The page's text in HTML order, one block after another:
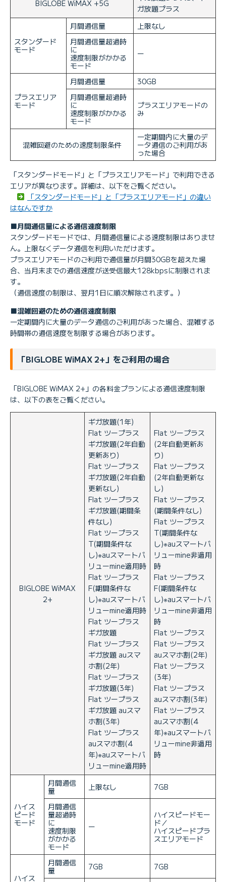
BIGLOBE WiMAX +5G
ガ放題プラス
スタンダード
モード
月間通信量
上限なし
月間通信量超過時
に
速度制限がかかる
モード
ー
プラスエリア
モード
月間通信量
30GB
月間通信量超過時
に
速度制限がかかる
モード
プラスエリアモードの
み
混雑回避のための速度制限条件
一定期間内に大量のデ
ータ通信のご利用があ
った場合
「スタンダードモード」と「プラスエリアモード」で利用できる
エリアが異なります。詳細は、以下をご覧ください。
「スタンダードモード」と「プラスエリアモード」の違い
はなんですか
■月間通信量による通信速度制限
スタンダードモードでは、月間通信量による速度制限はありませ
ん。上限なくデータ通信を利用いただけます。
プラスエリアモードのご利用で通信量が月間30GBを超えた場
合、当月末までの通信速度が送受信最大128kbpsに制限されま
す。
（通信速度の制限は、翌月1日に順次解除されます。）
■混雑回避のための通信速度制限
一定期間内に大量のデータ通信のご利用があった場合、混雑する
時間帯の通信速度を制限する場合があります。
「BIGLOBE WiMAX 2+」をご利用の場合
「BIGLOBE WiMAX 2+」の各料金プランによる通信速度制限
は、以下の表をご覧ください。
BIGLOBE WiMAX
2+
ギガ放題(1年)
Flat ツープラス
ギガ放題(2年自動
更新あり)
Flat ツープラス
ギガ放題(2年自動
更新なし)
Flat ツープラス
ギガ放題(期間条
件なし)
Flat ツープラス
T(期間条件な
し)※auスマートバ
リューmine適用時
Flat ツープラス
F(期間条件な
し)※auスマートバ
リューmine適用時
Flat ツープラス
ギガ放題
Flat ツープラス
ギガ放題 auスマ
ホ割(2年)
Flat ツープラス
ギガ放題(3年)
Flat ツープラス
ギガ放題 auスマ
ホ割(3年)
Flat ツープラス
auスマホ割(4
年)※auスマートバ
リューmine適用時
Flat ツープラス
(2年自動更新あ
り)
Flat ツープラス
(2年自動更新な
し)
Flat ツープラス
(期間条件なし)
Flat ツープラス
T(期間条件な
し)※auスマートバ
リューmine非適用
時
Flat ツープラス
F(期間条件な
し)※auスマートバ
リューmine非適用
時
Flat ツープラス
Flat ツープラス
auスマホ割(2年)
Flat ツープラス
(3年)
Flat ツープラス
auスマホ割(3年)
Flat ツープラス
auスマホ割(4
年)※auスマートバ
リューmine非適用
時
ハイス
ピード
モード
月間通信
量
上限なし
7GB
月間通信
量超過時
に
速度制限
がかかる
モード
ー
ハイスピードモー
ド／
ハイスピードプラ
スエリアモード
ハイス
月間通信
量
7GB
7GB